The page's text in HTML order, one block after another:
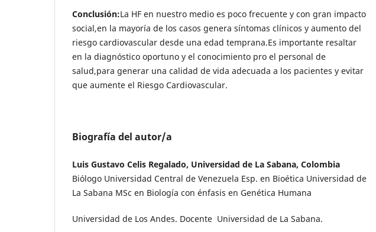
Conclusión:La HF en nuestro medio es poco frecuente y con gran impacto
social,en la mayoría de los casos genera síntomas clínicos y aumento del
riesgo cardiovascular desde una edad temprana.Es importante resaltar
en la diagnóstico oportuno y el conocimiento pro el personal de
salud,para generar una calidad de vida adecuada a los pacientes y evitar
que aumente el Riesgo Cardiovascular.
Biografía del autor/a
Luis Gustavo Celis Regalado, Universidad de La Sabana, Colombia
Biólogo Universidad Central de Venezuela Esp. en Bioética Universidad de
La Sabana MSc en Biología con énfasis en Genética Humana
Universidad de Los Andes. Docente Universidad de La Sabana.